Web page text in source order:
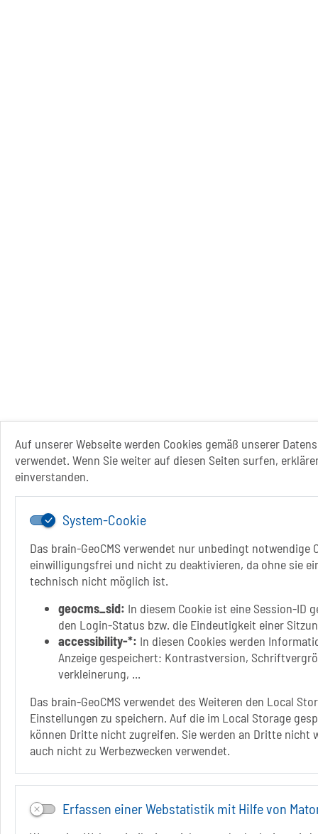
Auf unserer Webseite werden Cookies gemäß unserer
verwendet. Wenn Sie weiter auf diesen Seiten surfen,
einverstanden.
System-Cookie
Das brain-GeoCMS verwendet nur unbedingt notwendige
einwilligungsfrei und nicht zu deaktivieren, da ohne sie
technisch nicht möglich ist.
geocms_sid: In diesem Cookie ist eine Session-ID
den Login-Status bzw. die Eindeutigkeit einer
accessibility-*: In diesen Cookies werden
Anzeige gespeichert: Kontrastversion,
verkleinerung, ...
Das brain-GeoCMS verwendet des Weiteren den Local
Einstellungen zu speichern. Auf die im Local Storage
können Dritte nicht zugreifen. Sie werden an Dritte nicht
auch nicht zu Werbezwecken verwendet.
Erfassen einer Webstatistik mit Hilfe von